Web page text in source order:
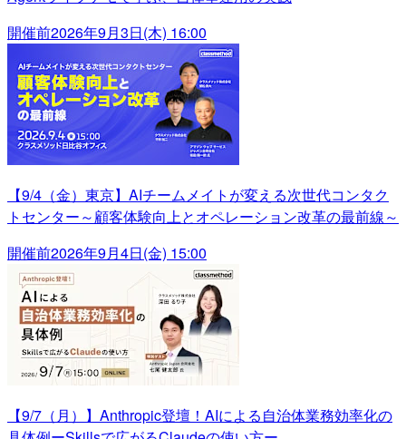
開催前2026年9月3日(木) 16:00
【9/4（金）東京】AIチームメイトが変える次世代コンタク
トセンター～顧客体験向上とオペレーション改革の最前線～
開催前2026年9月4日(金) 15:00
【9/7（月）】Anthropic登壇！AIによる自治体業務効率化の